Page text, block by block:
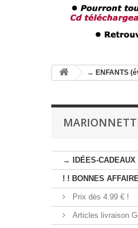
→ ENFANTS
→ IDÉES-CADEAUX
! ! BONNES
Prix dès 4.99 € !
Articles livraison